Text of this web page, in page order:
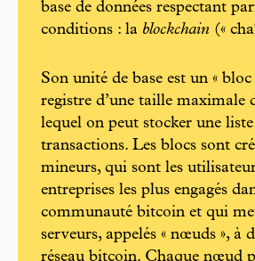
base de données respectant
conditions : la blockchain («
Son unité de base est un «
registre d’une taille maximale
lequel on peut stocker une
transactions. Les blocs sont
mineurs, qui sont les
entreprises les plus engagés
communauté bitcoin et qui
serveurs, appelés « nœuds », à
réseau bitcoin. Chaque nœud